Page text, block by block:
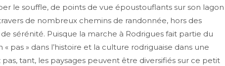
le souffle, de points de vue époustouflants sur son lagon
de nombreux chemins de randonnée, hors des
sérénité. Puisque la marche à Rodrigues fait partie du
pas » dans l’histoire et la culture rodriguaise dans une
tant, les paysages peuvent être diversifiés sur ce petit